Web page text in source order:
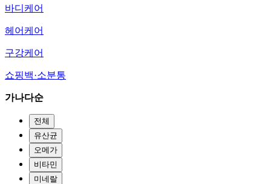
바디케어
헤어케어
구강케어
쇼핑백·소분통
가나다순
전체
유산균
오메가
비타민
미네랄